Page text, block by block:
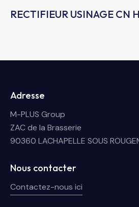
RECTIFIEUR USINAGE CN
Adresse
M-PLUS Group
ZAC de la Brasserie
90360 LACHAPELLE SOUS
Nous contacter
Contactez-nous ici